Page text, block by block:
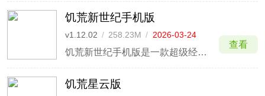
饥荒新世纪手机版
v1.12.02 / 258.23M / 2026-03-24
饥荒新世纪手机版是一款超级经典热门的高自由度生存冒险手游，同时也是由著名厂商《Klei Entertainment》所开发的《饥荒》系列全新版本。故此不仅保留了其一贯厚重的漫画风格设计，拥有着精致的画面场景、细腻的角色形象、代入感极强的游戏氛围等。
查看
饥荒星云版